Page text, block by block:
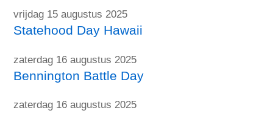
vrijdag 15 augustus 2025
Statehood Day Hawaii
zaterdag 16 augustus 2025
Bennington Battle Day
zaterdag 16 augustus 2025